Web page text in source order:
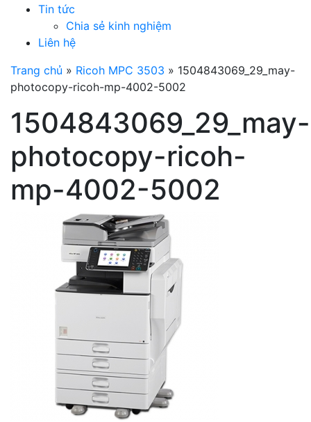
Tin tức
Chia sẻ kinh nghiệm
Liên hệ
Trang chủ » Ricoh MPC 3503 » 1504843069_29_may-
photocopy-ricoh-mp-4002-5002
1504843069_29_may-
photocopy-ricoh-
mp-4002-5002